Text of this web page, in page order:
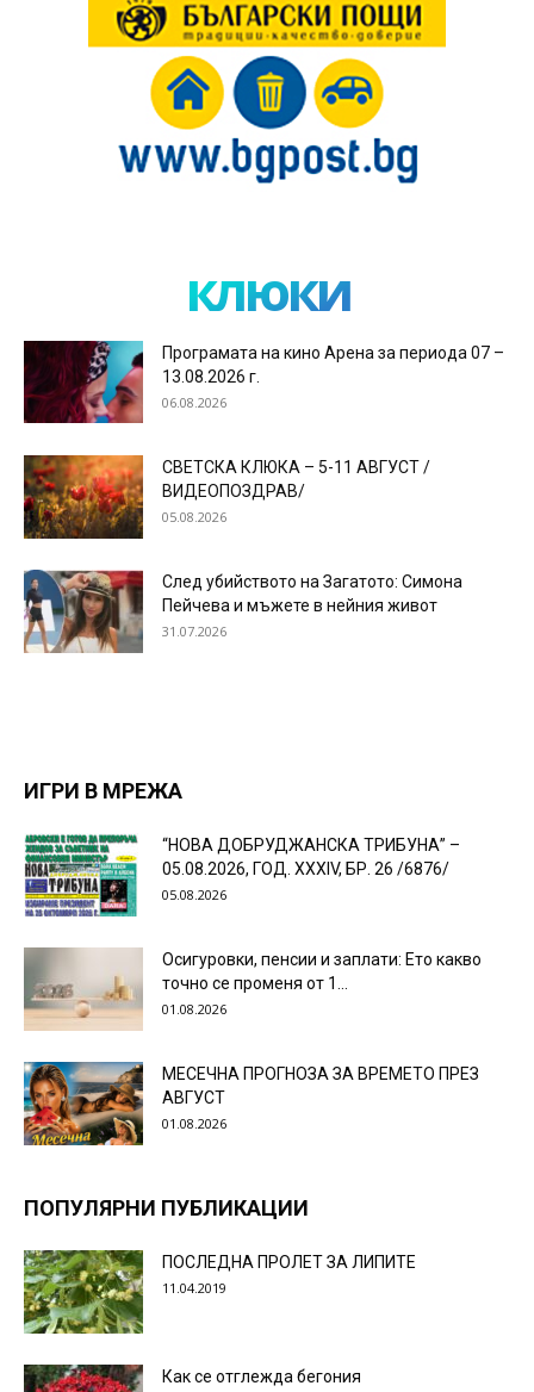
клюки
Програмата на кино Арена за периода 07 –
13.08.2026 г.
06.08.2026
СВЕТСКА КЛЮКА – 5-11 АВГУСТ /
ВИДЕОПОЗДРАВ/
05.08.2026
След убийството на Загатото: Симона
Пейчева и мъжете в нейния живот
31.07.2026
ИГРИ В МРЕЖА
“НОВА ДОБРУДЖАНСКА ТРИБУНА” –
05.08.2026, ГОД. XXХIV, БР. 26 /6876/
05.08.2026
Осигуровки, пенсии и заплати: Ето какво
точно се променя от 1...
01.08.2026
МЕСЕЧНА ПРОГНОЗА ЗА ВРЕМЕТО ПРЕЗ
АВГУСТ
01.08.2026
ПОПУЛЯРНИ ПУБЛИКАЦИИ
ПОСЛЕДНА ПРОЛЕТ ЗА ЛИПИТЕ
11.04.2019
Как се отглежда бегония